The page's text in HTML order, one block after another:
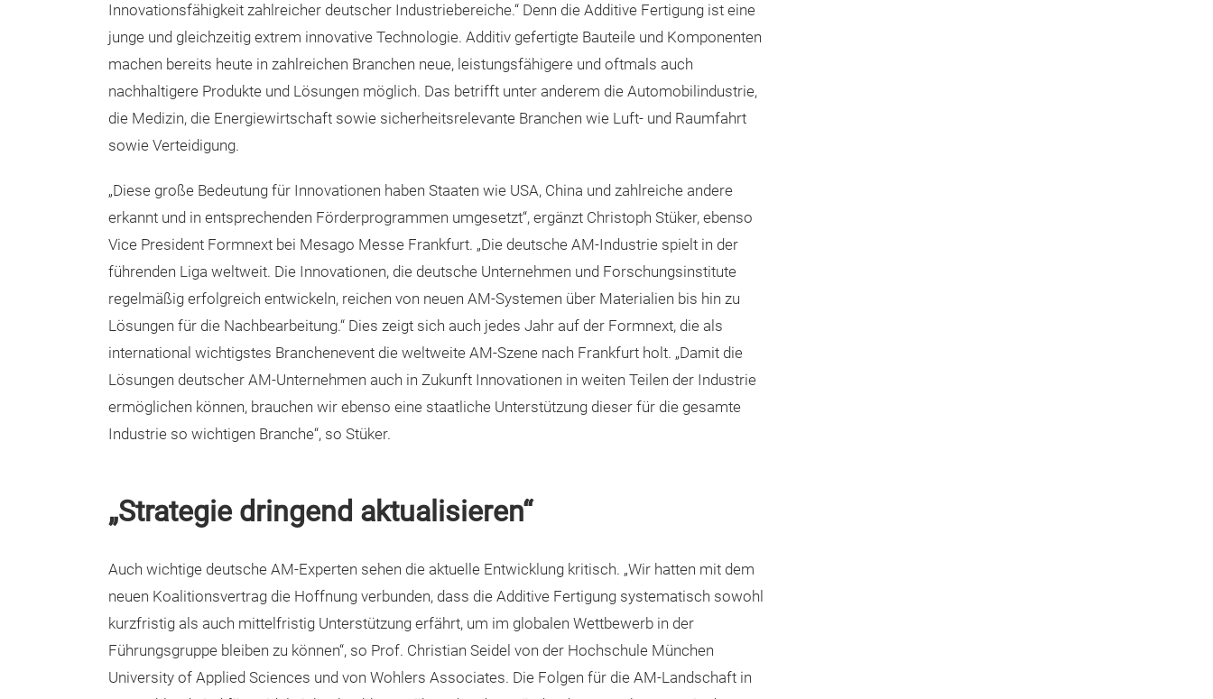
Innovationsfähigkeit zahlreicher deutscher Industriebereiche.“ Denn die Additive Fertigung ist eine
junge und gleichzeitig extrem innovative Technologie. Additiv gefertigte Bauteile und Komponenten
machen bereits heute in zahlreichen Branchen neue, leistungsfähigere und oftmals auch
nachhaltigere Produkte und Lösungen möglich. Das betrifft unter anderem die Automobilindustrie,
die Medizin, die Energiewirtschaft sowie sicherheitsrelevante Branchen wie Luft- und Raumfahrt
sowie Verteidigung.
„Diese große Bedeutung für Innovationen haben Staaten wie USA, China und zahlreiche andere
erkannt und in entsprechenden Förderprogrammen umgesetzt“, ergänzt Christoph Stüker, ebenso
Vice President Formnext bei Mesago Messe Frankfurt. „Die deutsche AM-Industrie spielt in der
führenden Liga weltweit. Die Innovationen, die deutsche Unternehmen und Forschungsinstitute
regelmäßig erfolgreich entwickeln, reichen von neuen AM-Systemen über Materialien bis hin zu
Lösungen für die Nachbearbeitung.“ Dies zeigt sich auch jedes Jahr auf der Formnext, die als
international wichtigstes Branchenevent die weltweite AM-Szene nach Frankfurt holt. „Damit die
Lösungen deutscher AM-Unternehmen auch in Zukunft Innovationen in weiten Teilen der Industrie
ermöglichen können, brauchen wir ebenso eine staatliche Unterstützung dieser für die gesamte
Industrie so wichtigen Branche“, so Stüker.
„Strategie dringend aktualisieren“
Auch wichtige deutsche AM-Experten sehen die aktuelle Entwicklung kritisch. „Wir hatten mit dem
neuen Koalitionsvertrag die Hoffnung verbunden, dass die Additive Fertigung systematisch sowohl
kurzfristig als auch mittelfristig Unterstützung erfährt, um im globalen Wettbewerb in der
Führungsgruppe bleiben zu können“, so Prof. Christian Seidel von der Hochschule München
University of Applied Sciences und von Wohlers Associates. Die Folgen für die AM-Landschaft in